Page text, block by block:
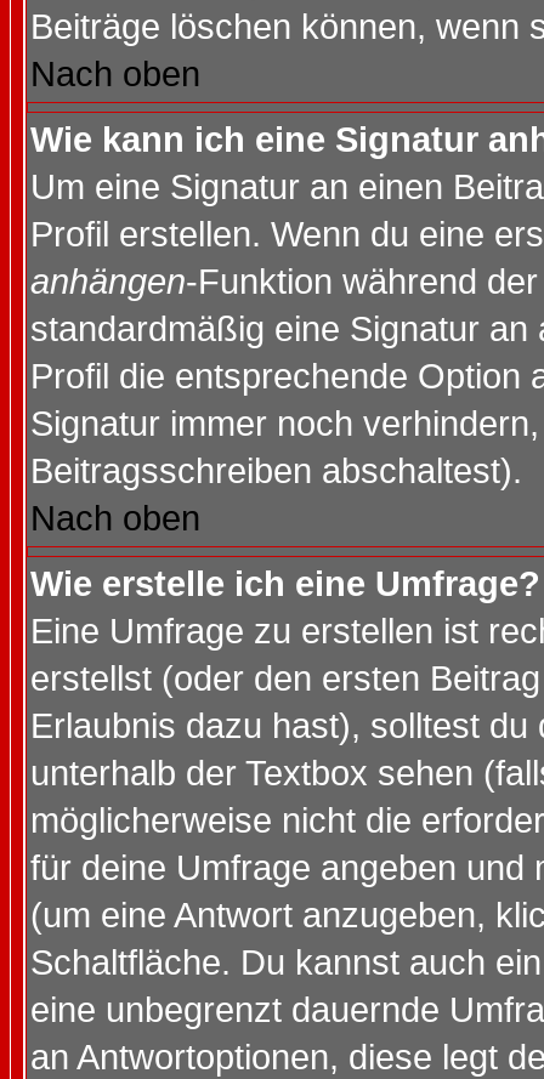
Beiträge löschen können, wenn
Nach oben
Wie kann ich eine Signatur
Um eine Signatur an einen
Profil erstellen. Wenn du eine
anhängen-Funktion während
standardmäßig eine Signatur
Profil die entsprechende Option
Signatur immer noch
Beitragsschreiben abschaltest).
Nach oben
Wie erstelle ich eine Umfrage?
Eine Umfrage zu erstellen ist
erstellst (oder den ersten
Erlaubnis dazu hast), solltest
unterhalb der Textbox sehen
möglicherweise nicht die
für deine Umfrage angeben und
(um eine Antwort anzugeben,
Schaltfläche. Du kannst auch
eine unbegrenzt dauernde
an Antwortoptionen, diese legt